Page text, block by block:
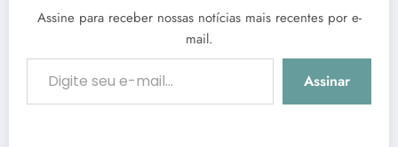
Assine para receber nossas notícias mais recentes por e-
mail.
Digite seu e-mail…
Assinar